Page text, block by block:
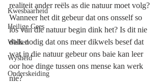
Kwesbaarheid
Heilige Gees
Wished
Wysheid
Onderskeiding
realiteit ander reëls as die natuur moet volg?
Wanneer het dit gebeur dat ons onsself so
los van die natuur begin dink het? Is dit nie
dalk nodig dat ons meer dikwels besef dat
wat in die natuur gebeur ons baie kan leer
oor hoe dinge tussen ons mense kan werk
nie?